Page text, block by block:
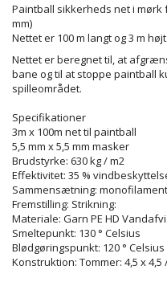
Paintball sikkerheds net i mørk
mm)
Nettet er 100 m langt og 3 m højt.
Nettet er beregnet til, at
bane og til at stoppe paintball
spilleområdet.
Specifikationer
3m x 100m net til paintball
5,5 mm x 5,5 mm masker
Brudstyrke: 630 kg / m2
Effektivitet: 35 %
Sammensætning: monofilament
Fremstilling: Strikning:
Materiale: Garn PE HD
Smeltepunkt: 130 ° Celsius
Blødgøringspunkt: 120 ° Celsius
Konstruktion: Tommer: 4,5 x 4,5